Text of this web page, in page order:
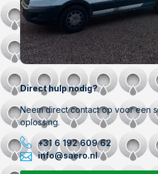
Direct hulp nodig?
Neem direct contact op voor een
oplossing.
+31 6 192 609 62
info@saero.nl